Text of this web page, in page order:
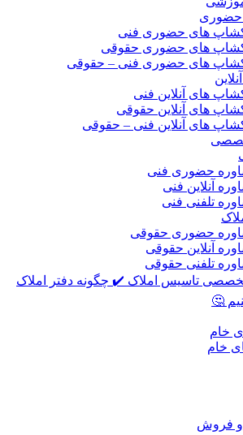
حضوری
های حضوری فنی
های حضوری حقوقی
های حضوری فنی – حقوقی
های آنلاین فنی
های آنلاین حقوقی
های آنلاین فنی – حقوقی
حضوری فنی
آنلاین فنی
تلفنی فنی
حضوری حقوقی
آنلاین حقوقی
تلفنی حقوقی
تاسیس املاک ✔️ چگونه دفتر املاک
🤔
خام
خام
و فروش